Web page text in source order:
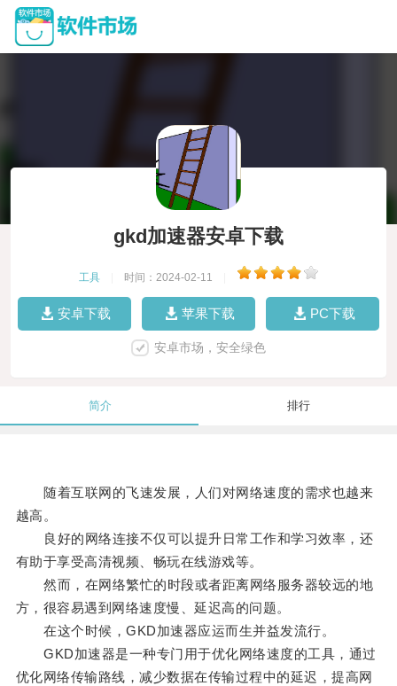
gkd加速器安卓下载
工具 时间：2024-02-11
安卓下载 苹果下载 PC下载
安卓市场，安全绿色
简介 排行
随着互联网的飞速发展，人们对网络速度的需求也越来
越高。
良好的网络连接不仅可以提升日常工作和学习效率，还
有助于享受高清视频、畅玩在线游戏等。
然而，在网络繁忙的时段或者距离网络服务器较远的地
方，很容易遇到网络速度慢、延迟高的问题。
在这个时候，GKD加速器应运而生并益发流行。
GKD加速器是一种专门用于优化网络速度的工具，通过
优化网络传输路线，减少数据在传输过程中的延迟，提高网